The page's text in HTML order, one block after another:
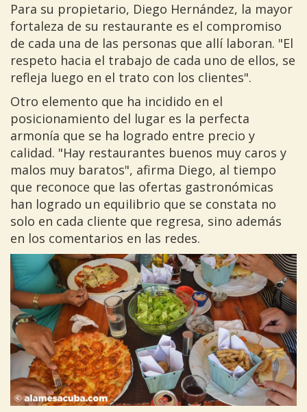
Para su propietario, Diego Hernández, la mayor
fortaleza de su restaurante es el compromiso
de cada una de las personas que allí laboran. "El
respeto hacia el trabajo de cada uno de ellos, se
refleja luego en el trato con los clientes".
Otro elemento que ha incidido en el
posicionamiento del lugar es la perfecta
armonía que se ha logrado entre precio y
calidad. "Hay restaurantes buenos muy caros y
malos muy baratos", afirma Diego, al tiempo
que reconoce que las ofertas gastronómicas
han logrado un equilibrio que se constata no
solo en cada cliente que regresa, sino además
en los comentarios en las redes.